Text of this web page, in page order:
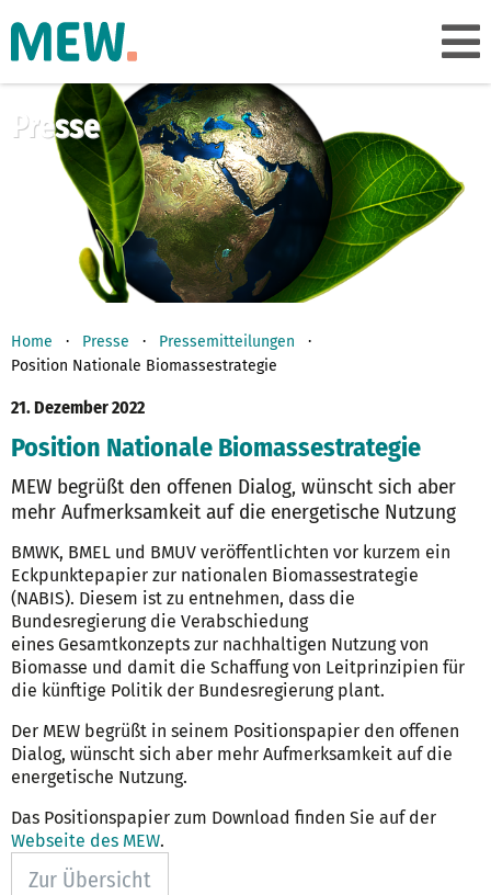
Presse
Home Presse
Pressemitteilungen
Position Nationale Biomassestrategie
21. Dezember 2022
Position Nationale Biomassestrategie
MEW begrüßt den offenen Dialog, wünscht sich aber
mehr Aufmerksamkeit auf die energetische Nutzung
BMWK, BMEL und BMUV veröffentlichten vor kurzem ein
Eckpunktepapier zur nationalen Biomassestrategie
(NABIS). Diesem ist zu entnehmen, dass die
Bundesregierung die Verabschiedung
eines Gesamtkonzepts zur nachhaltigen Nutzung von
Biomasse und damit die Schaffung von Leitprinzipien für
die künftige Politik der Bundesregierung plant.
Der MEW begrüßt in seinem Positionspapier den offenen
Dialog, wünscht sich aber mehr Aufmerksamkeit auf die
energetische Nutzung.
Das Positionspapier zum Download finden Sie auf der
Webseite des MEW.
Zur Übersicht